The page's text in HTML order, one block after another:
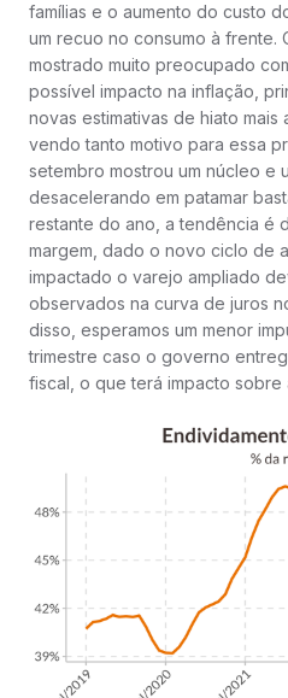
famílias e o aumento do custo
um recuo no consumo à frente.
mostrado muito preocupado
possível impacto na inflação,
novas estimativas de hiato mais
vendo tanto motivo para essa
setembro mostrou um núcleo e
desacelerando em patamar
restante do ano, a tendência é
margem, dado o novo ciclo de
impactado o varejo ampliado
observados na curva de juros
disso, esperamos um menor
trimestre caso o governo
fiscal, o que terá impacto sobre